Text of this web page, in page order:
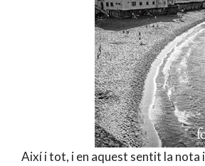
Així i tot, i en aquest sentit la nota